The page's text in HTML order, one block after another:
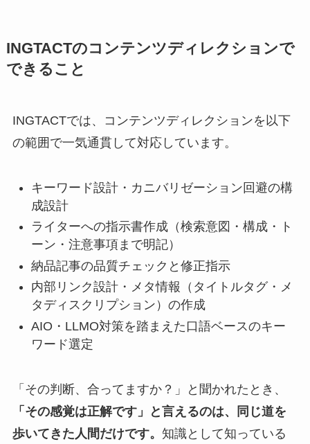
INGTACTのコンテンツディレクションで
できること
INGTACTでは、コンテンツディレクションを以下
の範囲で一気通貫して対応しています。
キーワード設計・カニバリゼーション回避の構
成設計
ライターへの指示書作成（検索意図・構成・ト
ーン・注意事項まで明記）
納品記事の品質チェックと修正指示
内部リンク設計・メタ情報（タイトルタグ・メ
タディスクリプション）の作成
AIO・LLMO対策を踏まえた口語ベースのキー
ワード選定
「その判断、合ってますか？」と聞かれたとき、
「その感覚は正解です」と言えるのは、同じ道を
歩いてきた人間だけです。 知識として知っている